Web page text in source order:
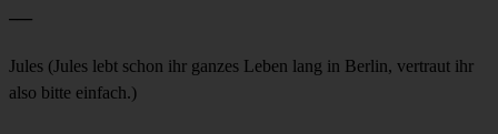
Jules (Jules lebt schon ihr ganzes Leben lang in Berlin, vertraut ihr
also bitte einfach.)